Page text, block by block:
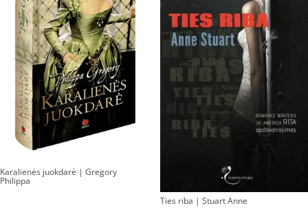
Karalienės juokdarė | Gregory
Philippa
Ties riba | Stuart Anne